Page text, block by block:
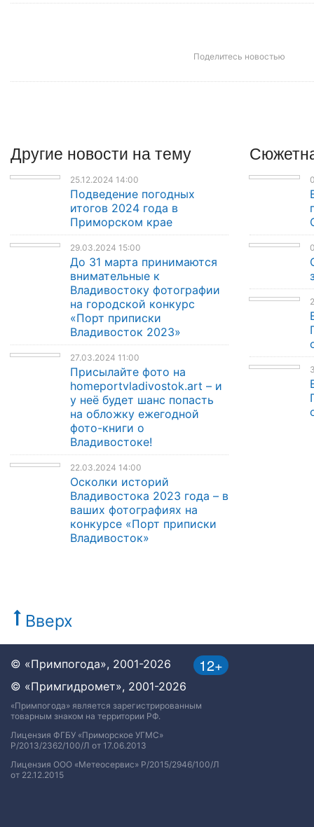
Поделитесь новостью
Другие новости на тему
25.12.2024 14:00
Подведение погодных
итогов 2024 года в
Приморском крае
29.03.2024 15:00
До 31 марта принимаются
внимательные к
Владивостоку фотографии
на городской конкурс
«Порт приписки
Владивосток 2023»
27.03.2024 11:00
Присылайте фото на
homeportvladivostok.art – и
у неё будет шанс попасть
на обложку ежегодной
фото-книги о
Владивостоке!
22.03.2024 14:00
Осколки историй
Владивостока 2023 года – в
ваших фотографиях на
конкурсе «Порт приписки
Владивосток»
Вверх
12+
© «Примпогода», 2001-2026
© «Примгидромет», 2001-2026
«Примпогода» является зарегистрированным
товарным знаком на территории РФ.
Лицензия ФГБУ «Приморское УГМС»
Р/2013/2362/100/Л от 17.06.2013
Лицензия ООО «Метеосервис» Р/2015/2946/100/Л
от 22.12.2015